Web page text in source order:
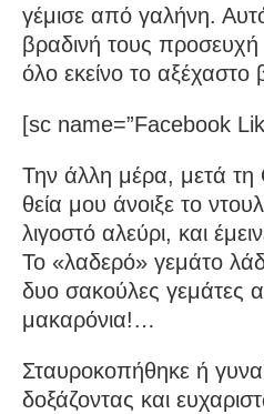
γέμι­σε από γαλήνη.
βραδινή τους
όλο εκείνο το αξέχαστο
[sc name=”Facebook
Την άλλη μέρα, μετά τη
θεία μου άνοιξε το
λιγοστό αλεύρι, και
Το «λαδερό» γεμάτο
δυο σακούλες γεμάτες
μακαρόνια!…
Σταυροκοπήθηκε ή
δοξάζοντας και